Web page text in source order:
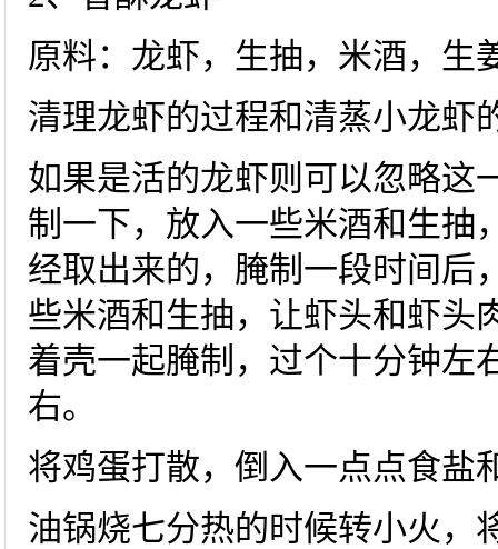
原料：龙虾，生抽，米酒，生
清理龙虾的过程和清蒸小龙虾
如果是活的龙虾则可以忽略这
制一下，放入一些米酒和生抽
经取出来的，腌制一段时间后
些米酒和生抽，让虾头和虾头
着壳一起腌制，过个十分钟左
右。
将鸡蛋打散，倒入一点点食盐
油锅烧七分热的时候转小火，